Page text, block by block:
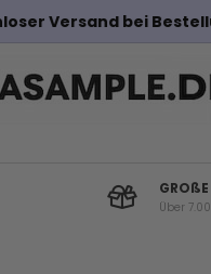
bei Bestellungen über
Über